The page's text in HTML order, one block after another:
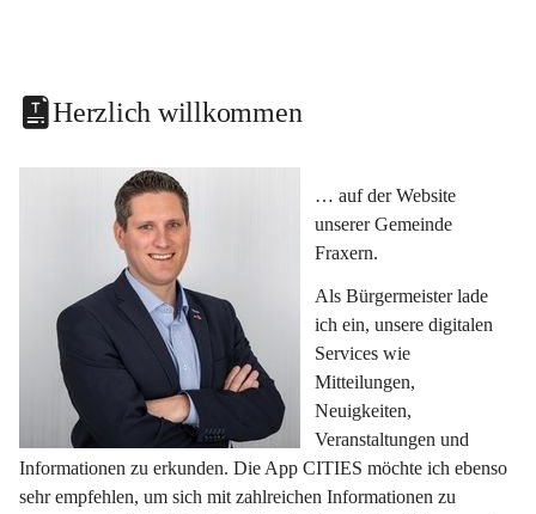
Herzlich willkommen
… auf der Website
unserer Gemeinde
Fraxern.
Als Bürgermeister lade
ich ein, unsere digitalen
Services wie
Mitteilungen,
Neuigkeiten,
Veranstaltungen und
Informationen zu erkunden. Die App CITIES möchte ich ebenso
sehr empfehlen, um sich mit zahlreichen Informationen zu